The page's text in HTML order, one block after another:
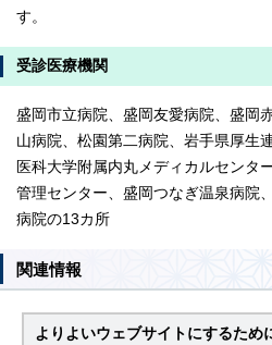
す。
受診医療機関
盛岡市立病院、盛岡友愛病院、盛岡
山病院、松園第二病院、岩手県厚生
医科大学附属内丸メディカルセンタ
管理センター、盛岡つなぎ温泉病院
病院の13カ所
関連情報
よりよいウェブサイトにするため